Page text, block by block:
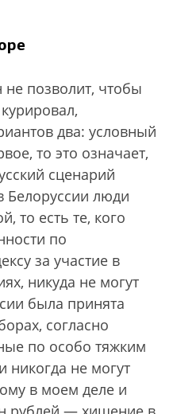
позволит, чтобы
два: условный
то это означает,
сценарий
Белоруссии люди
то есть те, кого
по
за участие в
никуда не могут
была принята
согласно
по особо тяжким
никогда не могут
в моем деле и